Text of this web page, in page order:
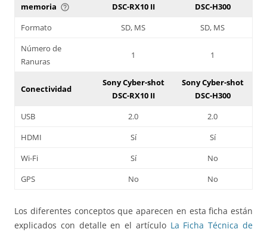
memoria help_outline
DSC-RX10 II
DSC-H300
Formato
SD, MS
SD, MS
Número de
Ranuras
1 1
Conectividad
Sony Cyber-shot
DSC-RX10 II
Sony Cyber-shot
DSC-H300
USB
2.0
2.0
HDMI
Sí
Sí
Wi-Fi
Sí
No
GPS
No No
Los diferentes conceptos que aparecen en esta ficha están
explicados con detalle en el artículo La Ficha Técnica de